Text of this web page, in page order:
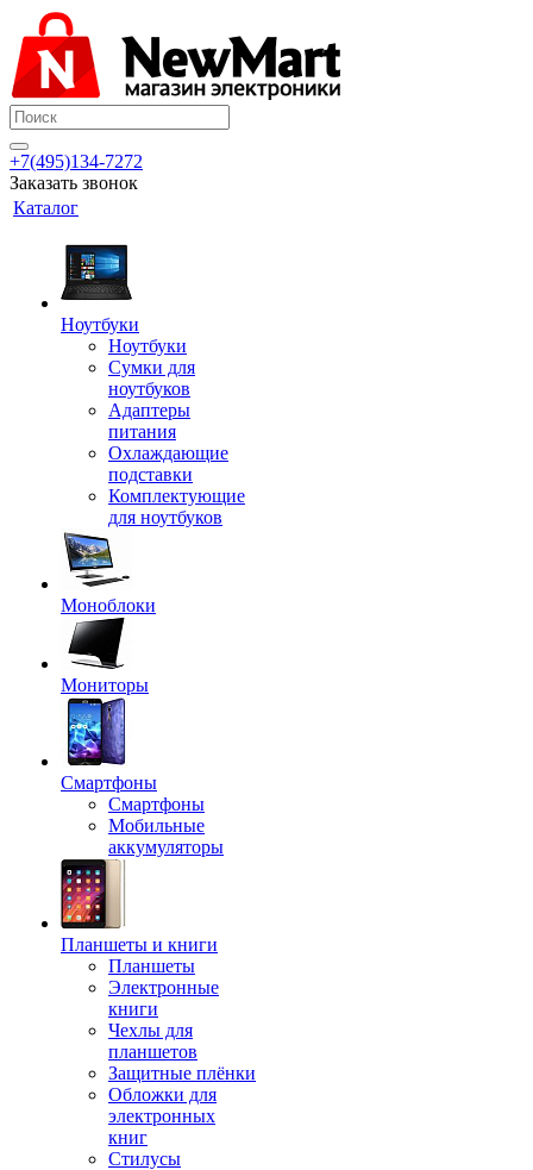
+7(495)134-7272
Заказать звонок
Каталог
Ноутбуки
Ноутбуки
Сумки для
ноутбуков
Адаптеры
питания
Охлаждающие
подставки
Комплектующие
для ноутбуков
Моноблоки
Мониторы
Смартфоны
Смартфоны
Мобильные
аккумуляторы
Планшеты и книги
Планшеты
Электронные
книги
Чехлы для
планшетов
Защитные плёнки
Обложки для
электронных
книг
Стилусы